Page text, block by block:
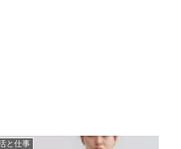
と仕事